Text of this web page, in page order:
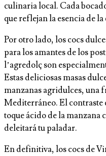
culinaria local. Cada
que reflejan la esencia de
Por otro lado, los cocs
para los amantes de los
l’agredolç son
Estas deliciosas masas
manzanas agridulces, una
Mediterráneo. El contraste
toque ácido de la manzana
deleitará tu paladar.
En definitiva, los cocs de